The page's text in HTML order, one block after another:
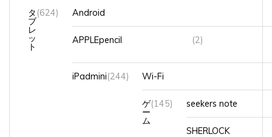
レ
ッ
ト
APPLEpencil (2)
iPadmini(244) Wi-Fi
ゲ
ム
(145) seekers note
SHERLOCK